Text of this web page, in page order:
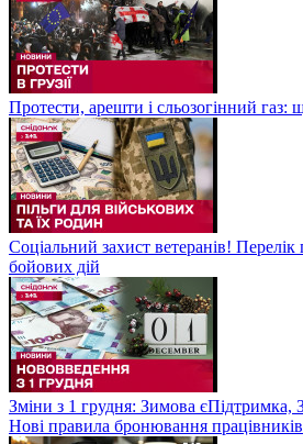
Протести, арешти і сльозогінний газ:
Соціальний захист ветеранів! Перелік
бойових дій
Зміни з 1 грудня: Зимова єПідтримка,
Нові правила бронювання працівників